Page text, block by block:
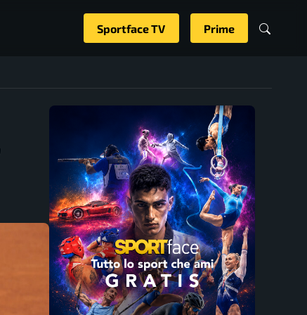
Sportface TV Prime